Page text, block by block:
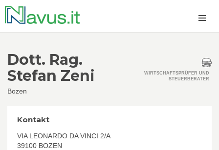
Dott. Rag.
Stefan Zeni
Bozen
WIRTSCHAFTSPRÜFER UND
STEUERBERATER
Kontakt
VIA LEONARDO DA VINCI 2/A
39100 BOZEN